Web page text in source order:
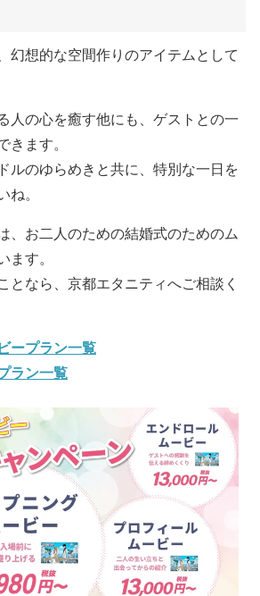
幻想的な空間作りのアイテムとして
人の心を癒す他にも、ゲストとの一
きます。
ルのゆらめきと共に、特別な一日を
ね。
、お二人のための結婚式のためのム
ます。
となら、京都エタニティへご相談く
ープラン一覧
ラン一覧